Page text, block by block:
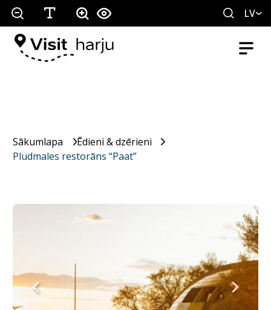
LV
Sākumlapa
Ēdieni & dzērieni
Pludmales restorāns “Paat”